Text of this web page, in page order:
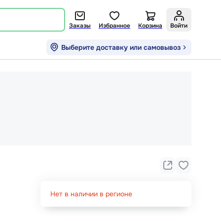
Заказы Избранное Корзина Войти
Выберите доставку или самовывоз
Нет в наличии в регионе